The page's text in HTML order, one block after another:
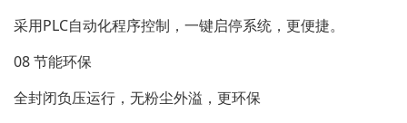
采用PLC自动化程序控制，一键启停系统，更便捷。
08 节能环保
全封闭负压运行，无粉尘外溢，更环保